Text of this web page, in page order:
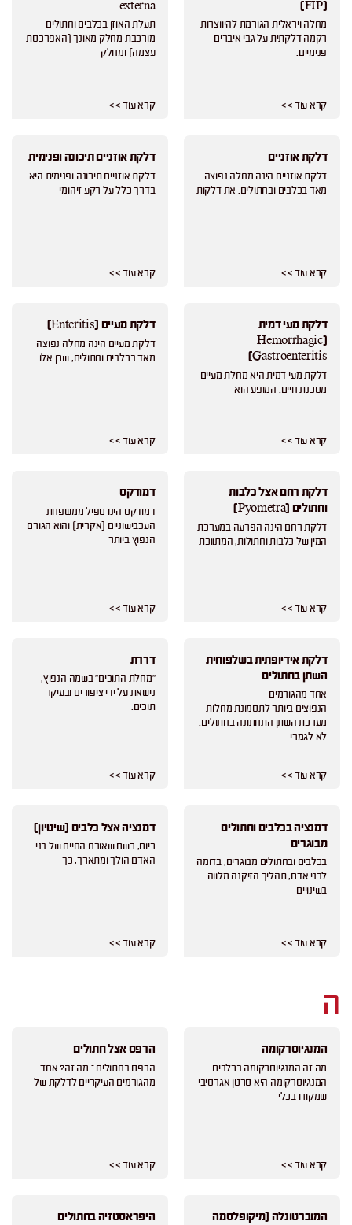
(FIP)
מחלה ויראלית הגורמת להיווצרות
רקמה דלקתית על גבי איברים
פנימיים.
קרא עוד > >
externa
תעלת האוזן בכלבים וחתולים
מורכבת מחלק מאונך (האפרכסת
עצמה) ומחלק
קרא עוד > >
דלקת אוזניים
דלקת אוזניים הינה מחלה נפוצה
מאד בכלבים ובחתולים. את דלקות
קרא עוד > >
דלקת אוזניים תיכונה ופנימית
דלקת אוזניים תיכונה ופנימית היא
בדרך כלל על רקע זיהומי
קרא עוד > >
דלקת מעי דמית
(Hemorrhagic
Gastroenteritis)
דלקת מעי דמית היא מחלת מעיים
מסכנת חיים. המופע הוא
קרא עוד > >
דלקת מעיים (Enteritis)
דלקת מעיים הינה מחלה נפוצה
מאד בכלבים וחתולים, שכן אלו
קרא עוד > >
דלקת רחם אצל כלבות
וחתולים (Pyometra)
דלקת רחם הינה הפרעה במערכת
המין של כלבות וחתולות, המתווכת
קרא עוד > >
דמודקס
דמודקס הינו טפיל ממשפחת
העכבישוניים (אקרית) והוא הגורם
הנפוץ ביותר
קרא עוד > >
דלקת אידיופתית בשלפוחית
השתן בחתולים
אחד מהגורמים
הנפוצים ביותר לתסמונת מחלות
מערכת השתן התחתונה בחתולים.
לא לגמרי
קרא עוד > >
דררת
"מחלת התוכים" בשמה הנפוץ,
נישאת על ידי ציפורים ובעיקר
תוכים.
קרא עוד > >
דמנציה בכלבים וחתולים
מבוגרים
בכלבים ובחתולים מבוגרים, בדומה
לבני אדם, תהליך הזיקנה מלווה
בשינויים
קרא עוד > >
דמנציה אצל כלבים (שיטיון)
כיום, כשם שאורח החיים של בני
האדם הולך ומתארך, כך
קרא עוד > >
ה
המנגיוסרקומה
מה זה המנגיוסרקומה בכלבים
המנגיוסרקומה היא סרטן אגרסיבי
שמקורו בכלי
קרא עוד > >
הרפס אצל חתולים
הרפס בחתולים – מה זה? אחד
מהגורמים העיקריים לדלקת של
קרא עוד > >
המוברטונלה (מיקופלסמה
היפראסטזיה בחתולים